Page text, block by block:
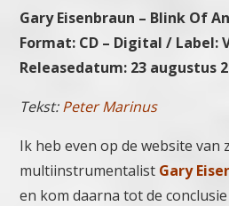
Gary Eisenbraun – Blink Of
Format: CD – Digital / Label:
Releasedatum: 23 augustus
Tekst:Peter Marinus
Ik heb even op de website van
multiinstrumentalist Gary
en kom daarna tot de